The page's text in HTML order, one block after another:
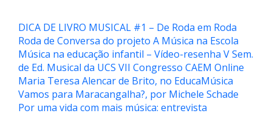
DICA DE LIVRO MUSICAL #1 – De Roda em Roda
Roda de Conversa do projeto A Música na Escola
Música na educação infantil – Vídeo-resenha V Sem.
de Ed. Musical da UCS VII Congresso CAEM Online
Maria Teresa Alencar de Brito, no EducaMúsica
Vamos para Maracangalha?, por Michele Schade
Por uma vida com mais música: entrevista